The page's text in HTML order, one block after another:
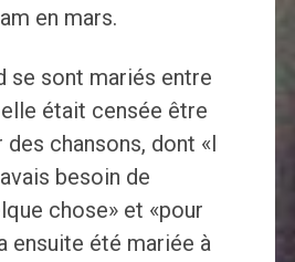
en mars.
se sont mariés entre
était censée être
chansons, dont «I
besoin de
chose» et «pour
ensuite été mariée à